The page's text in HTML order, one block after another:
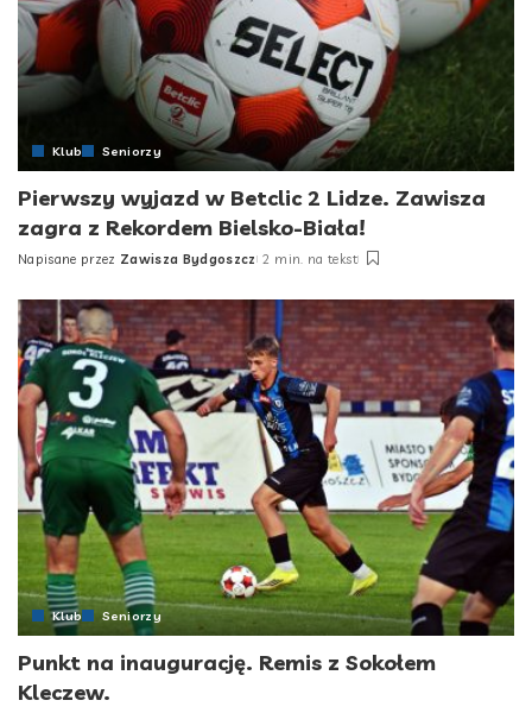
Klub Seniorzy
Pierwszy wyjazd w Betclic 2 Lidze. Zawisza
zagra z Rekordem Bielsko-Biała!
Posted
Napisane przez Zawisza Bydgoszcz 2 min. na tekst
Klub Seniorzy
Punkt na inaugurację. Remis z Sokołem
Kleczew.